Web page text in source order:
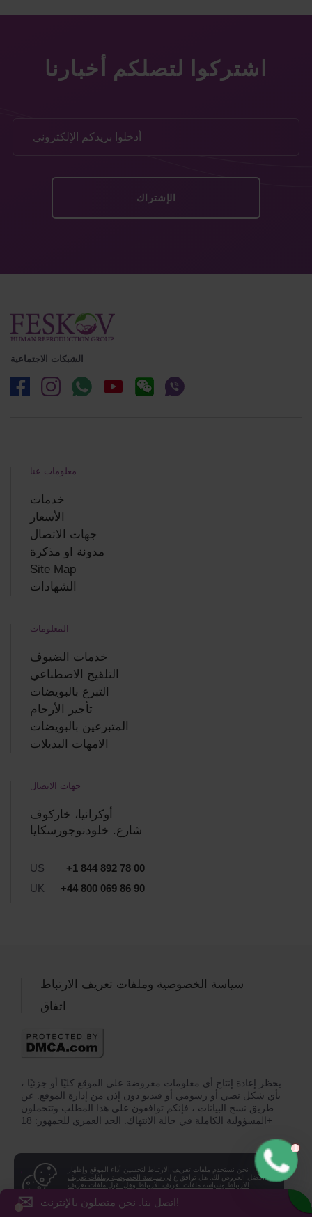
اشتركوا لتصلكم أخبارنا
الشبكات الاجتماعية
معلومات عنا
خدمات
الأسعار
جهات الاتصال
مدونة او مذكرة
Site Map
الشهادات
المعلومات
خدمات الضيوف
التلقيح الاصطناعي
التبرع بالبويضات
تأجير الأرحام
المتبرعين بالبويضات
الامهات البديلات
جهات الاتصال
أوكرانيا، خاركوف
شارع. خلودنوجورسكايا
US
+1 844 892 78 00
UK
+44 800 069 86 90
يحظر إعادة إنتاج أي معلومات معروضة على الموقع كليًا أو جزئيًا ،
بأي شكل نصي أو رسومي أو فيديو دون إذن من إدارة الموقع. عن
طريق نسخ البيانات ، فإنكم توافقون على هذا المطلب وتتحملون
المسؤولية الكاملة في حالة الانتهاك. الحد العمري للجمهور: 18+
سياسة الخصوصية وملفات تعريف الارتباط
اتفاق
نحن نستخدم ملفات تعريف الارتباط لتحسين أداء الموقع وإظهار
أفضل العروض لك. هل توافق ع
لى سياسة الخصوصية وملفات تعريف
الارتباط وسياسة ملفات تعريف الارتباط وهل تقبل ملفات تعريف
نعم لا
✉ اتصل بنا. نحن متصلون بالإنترنت!